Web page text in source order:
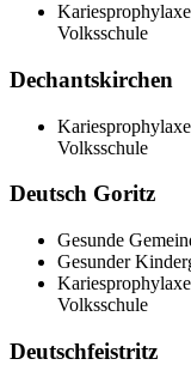
Volksschule
Dechantskirchen
Volksschule
Deutsch Goritz
Gesunde
Gesunder
Volksschule
Deutschfeistritz